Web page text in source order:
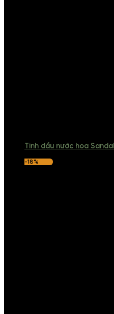
Tinh dầu nước hoa
-18%